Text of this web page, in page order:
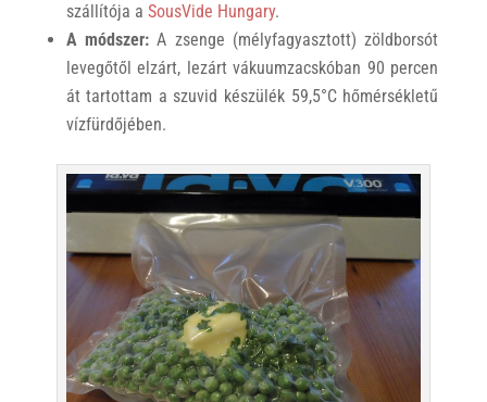
szállítója a SousVide Hungary.
A módszer: A zsenge (mélyfagyasztott) zöldborsót
levegőtől elzárt, lezárt vákuumzacskóban 90 percen
át tartottam a szuvid készülék 59,5°C hőmérsékletű
vízfürdőjében.